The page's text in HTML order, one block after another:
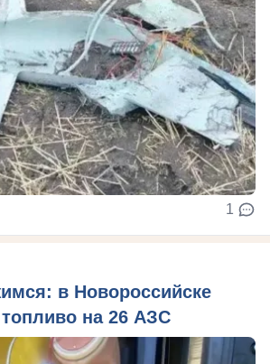
1
в Новороссийске
топливо на 26 АЗС